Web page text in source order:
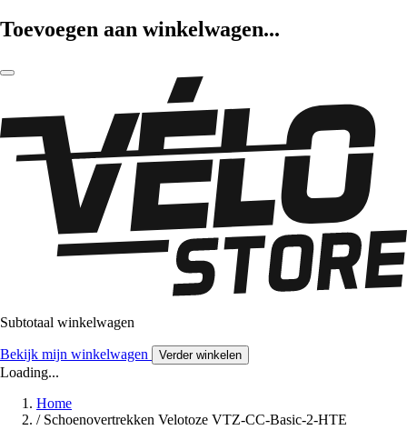
Toevoegen aan winkelwagen...
Subtotaal winkelwagen
Bekijk mijn winkelwagen Verder winkelen
Loading...
Home
/ Schoenovertrekken Velotoze VTZ-CC-Basic-2-HTE